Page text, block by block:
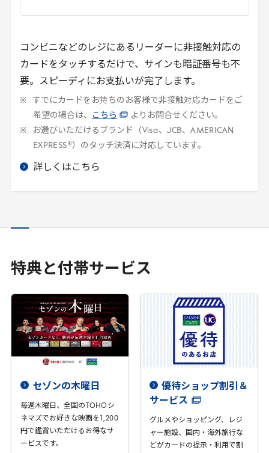
コンビニなどのレジにあるリーダーに非接触対応の
カードをタッチするだけで、サインも暗証番号も不
要。スピーディにお支払いが完了します。
すでにカードをお持ちのお客様で非接触対応カードをご
希望の場合は、
こちら
よりお問合せください。
お選びいただけるブランド（Visa、 JCB、AMERICAN
EXPRESS®）のタッチ決済に対応しています。
詳しくはこちら
特典と付帯サービス
セゾンの木曜日
毎週木曜日、全国の TOHOシ
ネマズでお好きな映画を
,200
円で鑑賞いただけるお得なサ
ービスです。
優待ショップ割引＆
サービス
グルメやショッピング、レジ
ャー施設、国内・海外旅行な
どがカードの提示・利用で割